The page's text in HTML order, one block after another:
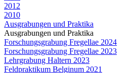
2012
2010
Ausgrabungen und Praktika
Ausgrabungen und Praktika
Forschungsgrabung Fregellae 2024
Forschungsgrabung Fregellae 2023
Lehrgrabung Haltern 2023
Feldpraktikum Belginum 2021